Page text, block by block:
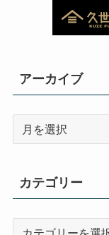
アーカイブ
ブ
カテゴリー